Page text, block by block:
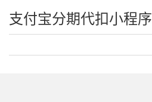
支付宝分期代扣小程序